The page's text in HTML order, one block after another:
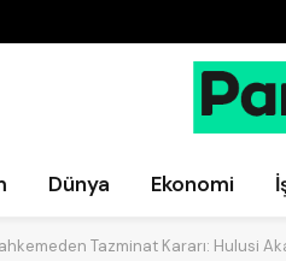
Dünya Ekonomi
Tazminat Kararı: Hulusi